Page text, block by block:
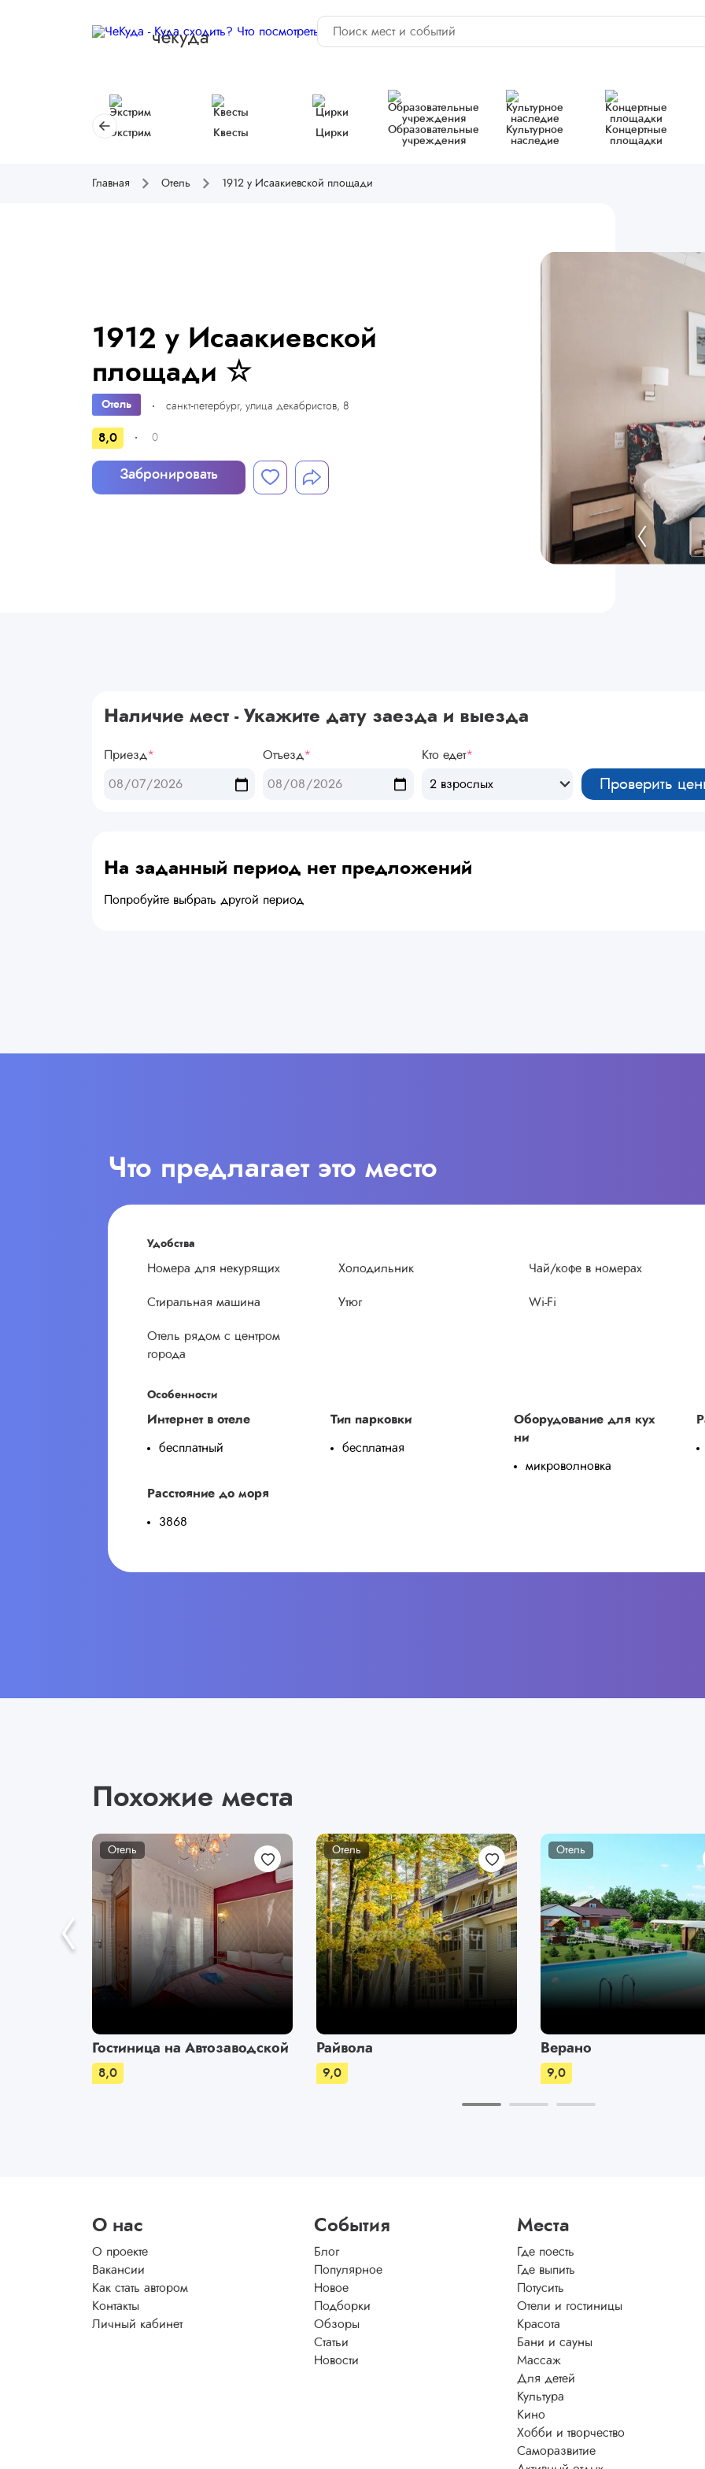
чёкуда
Экстрим Квесты Цирки
Образовательные
учреждения
Культурное
наследие
Концертные
площадки
Главная Отель 1912 у Исаакиевской площади
1912 у Исаакиевской
площади ☆
Отель санкт-петербург, улица декабристов, 8
8,0 0
Забронировать
Наличие мест - Укажите дату заезда и выезда
Приезд* Отъезд* Кто едет*
2 взрослых Проверить
На заданный период нет предложений
Попробуйте выбрать другой период
Что предлагает это место
Удобства
Номера для некурящих Холодильник Чай/кофе в номерах
Стиральная машина Утюг Wi-Fi
Отель рядом с центром
города
Особенности
Интернет в отеле
бесплатный
Тип парковки
бесплатная
Оборудование для кух
ни
микроволновка
Расстояние до моря
3868
Похожие места
Отель
Гостиница на Автозаводской
8,0
Отель
Райвола
9,0
Отель
Верано
9,0
О нас
О проекте
Вакансии
Как стать автором
Контакты
Личный кабинет
События
Блог
Популярное
Новое
Подборки
Обзоры
Статьи
Новости
Места
Где поесть
Где выпить
Потусить
Отели и гостиницы
Красота
Бани и сауны
Массаж
Для детей
Культура
Кино
Хобби и творчество
Саморазвитие